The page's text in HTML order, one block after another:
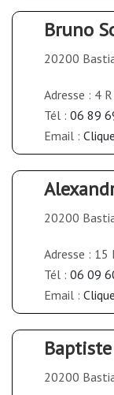
Bruno
20200
Adresse : 4
Tél : 06 89
Email :
20200
Adresse : 15
Tél : 06 09
Email :
20200